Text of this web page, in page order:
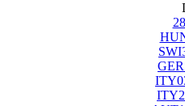
SWI
GER
ITY
ITY